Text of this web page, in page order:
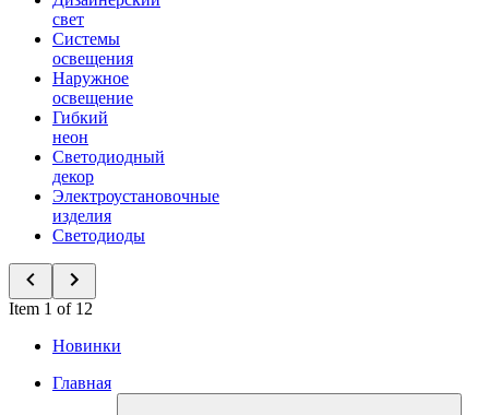
свет
Системы
освещения
Наружное
освещение
Гибкий
неон
Светодиодный
декор
Электроустановочные
изделия
Светодиоды
Item 1 of 12
Новинки
Главная